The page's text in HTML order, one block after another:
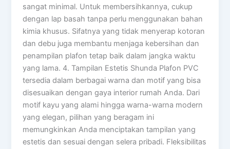
sangat minimal. Untuk membersihkannya, cukup
dengan lap basah tanpa perlu menggunakan bahan
kimia khusus. Sifatnya yang tidak menyerap kotoran
dan debu juga membantu menjaga kebersihan dan
penampilan plafon tetap baik dalam jangka waktu
yang lama. 4. Tampilan Estetis Shunda Plafon PVC
tersedia dalam berbagai warna dan motif yang bisa
disesuaikan dengan gaya interior rumah Anda. Dari
motif kayu yang alami hingga warna-warna modern
yang elegan, pilihan yang beragam ini
memungkinkan Anda menciptakan tampilan yang
estetis dan sesuai dengan selera pribadi. Fleksibilitas